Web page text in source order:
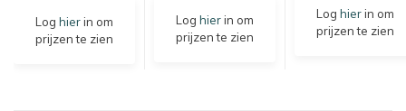
Log hierin om
prijzen te zien
Log hierin om
prijzen te zien
Log hierin om
prijzen te zien